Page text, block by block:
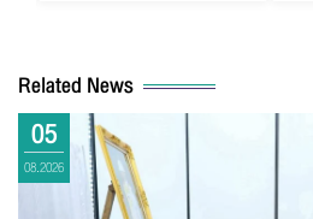
Related News
05
08.2026